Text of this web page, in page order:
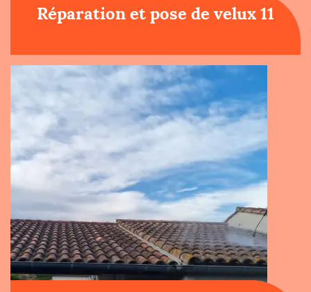
Réparation et pose de velux 11